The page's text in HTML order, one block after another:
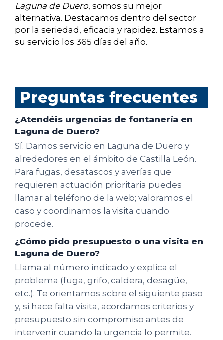
Laguna de Duero, somos su mejor
alternativa. Destacamos dentro del sector
por la seriedad, eficacia y rapidez. Estamos a
su servicio los 365 días del año.
Preguntas frecuentes
¿Atendéis urgencias de fontanería en
Laguna de Duero?
Sí. Damos servicio en Laguna de Duero y
alrededores en el ámbito de Castilla León.
Para fugas, desatascos y averías que
requieren actuación prioritaria puedes
llamar al teléfono de la web; valoramos el
caso y coordinamos la visita cuando
procede.
¿Cómo pido presupuesto o una visita en
Laguna de Duero?
Llama al número indicado y explica el
problema (fuga, grifo, caldera, desagüe,
etc.). Te orientamos sobre el siguiente paso
y, si hace falta visita, acordamos criterios y
presupuesto sin compromiso antes de
intervenir cuando la urgencia lo permite.